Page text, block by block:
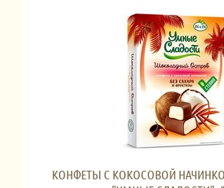
КОНФЕТЫ С КОКОСОВОЙ